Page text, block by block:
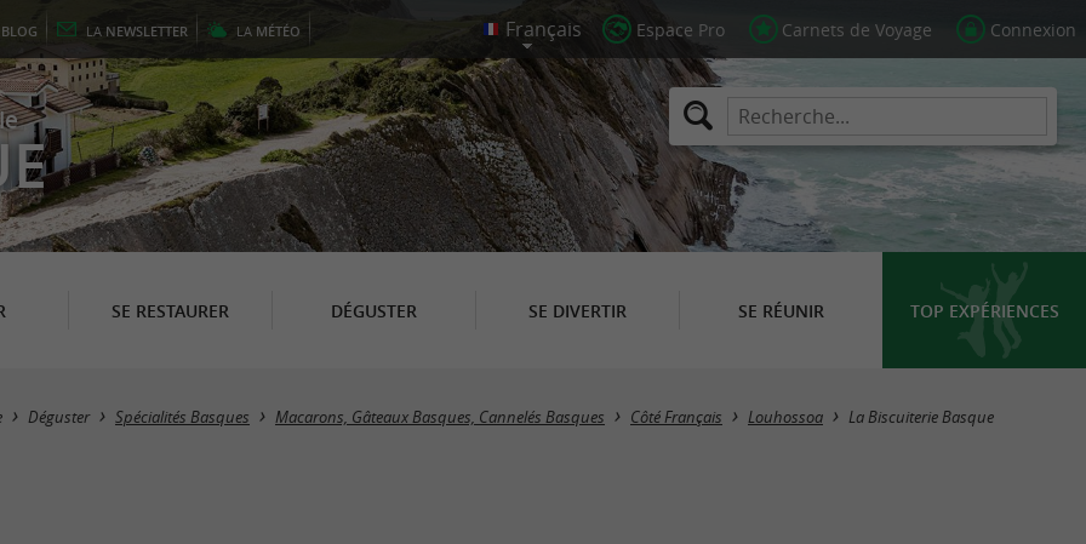
BLOG LA NEWSLETTER LA MÉTÉO Espace Pro Carnets de Voyage Connexion
SE RESTAURER DÉGUSTER SE DIVERTIR SE RÉUNIR TOP EXPÉRIENCES
Déguster Spécialités Basques Macarons, Gâteaux Basques, Cannelés Basques Côté Français Louhossoa La Biscuiterie Basque